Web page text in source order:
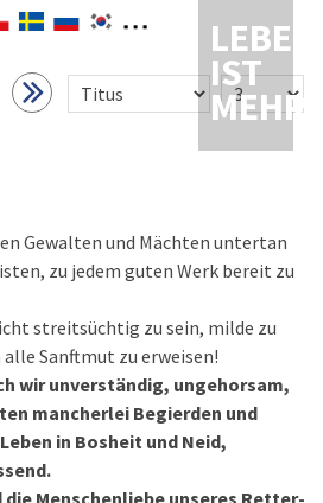
LEBEN
IST
MEHR
Gewalten und Mächten untertan
zu jedem guten Werk bereit zu
streitsüchtig zu sein, milde zu
Sanftmut zu erweisen!
wir unverständig, ungehorsam,
mancherlei Begierden und
in Bosheit und Neid,
die Menschenliebe unseres Retter-